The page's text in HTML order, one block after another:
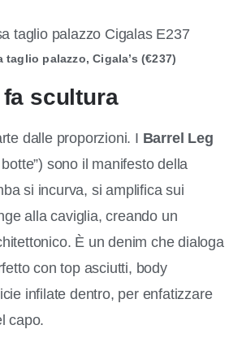
taglio palazzo, Cigala’s (€237)
scultura
dalle proporzioni. I Barrel Leg
sono il manifesto della
si incurva, si amplifica sui
alla caviglia, creando un
È un denim che dialoga
con top asciutti, body
infilate dentro, per enfatizzare
capo.